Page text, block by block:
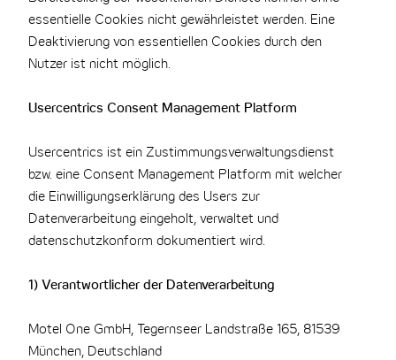
essentielle Cookies nicht gewährleistet werden. Eine
Deaktivierung von essentiellen Cookies durch den
Nutzer ist nicht möglich.
Usercentrics Consent Management Platform
Usercentrics ist ein Zustimmungsverwaltungsdienst
bzw. eine Consent Management Platform mit welcher
die Einwilligungserklärung des Users zur
Datenverarbeitung eingeholt, verwaltet und
datenschutzkonform dokumentiert wird.
1) Verantwortlicher der Datenverarbeitung
Motel One GmbH, Tegernseer Landstraße 165, 81539
München, Deutschland